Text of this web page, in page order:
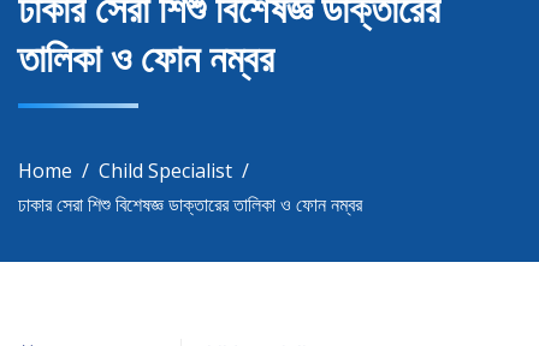
তালিকা ও ফোন নম্বর
Home
Child Specialist
ঢাকার সেরা শিশু বিশেষজ্ঞ ডাক্তারের তালিকা ও ফোন নম্বর